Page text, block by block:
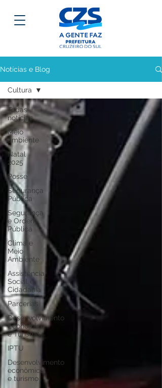
Notícias e Blog
Todas
notícias
Meio
ambiente
Natal
2025
Posse
Segurança
Pública
Segurança
e Ordem
Pública
Clima e
Meio
Ambiente
Assistência
Social e
Cidadania
Parcerias
Desenvolvimento
Econômico
e Turismo
IPTU
Desenvolvimento
econômico
e turismo
Cultura